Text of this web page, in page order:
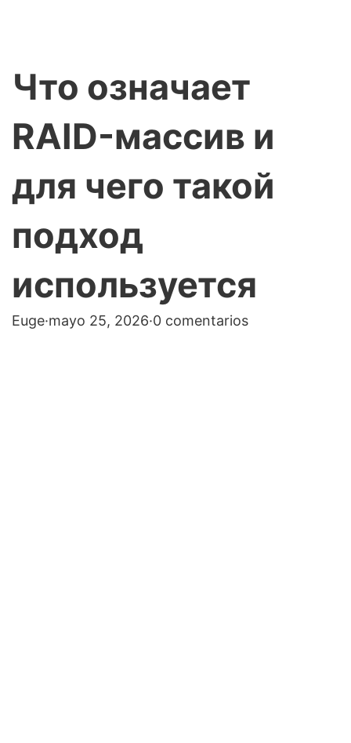
Что означает
RAID-массив и
для чего такой
подход
используется
Euge·mayo 25, 2026·0 comentarios